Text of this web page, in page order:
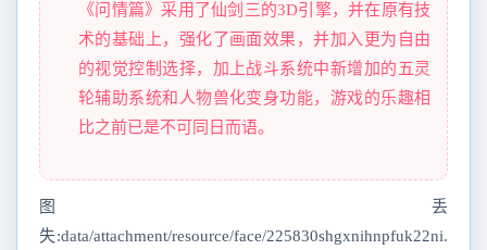
《问情篇》采用了仙剑三的3D引擎，并在原有技
术的基础上，强化了画面效果，并加入更为自由
的视觉控制选择，加上战斗系统中新增加的五灵
轮辅助系统和人物兽化变身功能，游戏的乐趣相
比之前已是不可同日而语。
图丢
失:data/attachment/resource/face/225830shgxnihnpfuk22ni.